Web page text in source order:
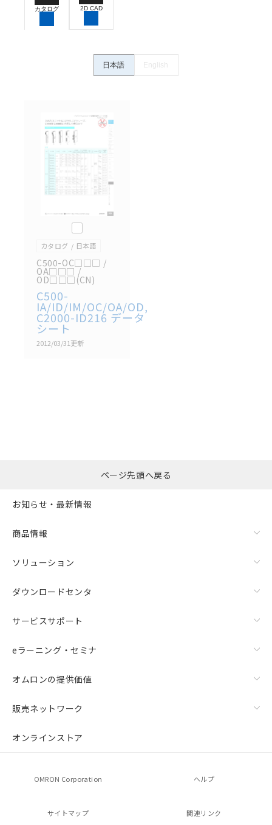
保できるよう設計されていること、および本製品が全
ていることを、必ず事前に確認してください。
ン事例は参考用ですので、ご採用に際しては機器・装
置の機能や安全性をご確認のうえご使用ください。・
記載されているサービス内容や連絡先等は作成当時の
ものであり、変更・改定させていただいている可能性
があります。改めて当サイトの掲載内容をご確認のう
え、ご用命下さいますようお願いいたします。
カタログ 2D CAD
日本語 English
このカタログを選択
カタログ 日本語
C500-OC□□□ /
OA□□□ /
OD□□□(CN)
C500-
IA/ID/IM/OC/OA/OD,
C2000-ID216 データ
シート
2012/03/31更新
括ダウンロード
ページ先頭へ戻る
お知らせ・最新情報
商品情報
ソリューション
ダウンロードセンタ
サービスサポート
eラーニング・セミナ
オムロンの提供価値
販売ネットワーク
オンラインストア
OMRON Corporation ヘルプ
サイトマップ 関連リンク